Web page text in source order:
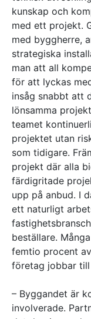
kunskap och
med ett projekt.
med byggherre,
strategiska
man att all
för att lyckas
insåg snabbt att
lönsamma
teamet
projektet utan
som tidigare.
projekt där alla
färdigritade
upp på anbud. I
ett naturligt
beställare.
femtio procent
företag jobbar
– Byggandet är
involverade.